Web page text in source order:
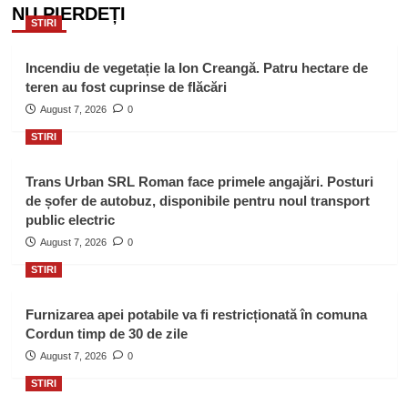
NU PIERDEȚI
STIRI
Incendiu de vegetație la Ion Creangă. Patru hectare de
teren au fost cuprinse de flăcări
August 7, 2026 0
STIRI
Trans Urban SRL Roman face primele angajări. Posturi
de șofer de autobuz, disponibile pentru noul transport
public electric
August 7, 2026 0
STIRI
Furnizarea apei potabile va fi restricționată în comuna
Cordun timp de 30 de zile
August 7, 2026 0
STIRI